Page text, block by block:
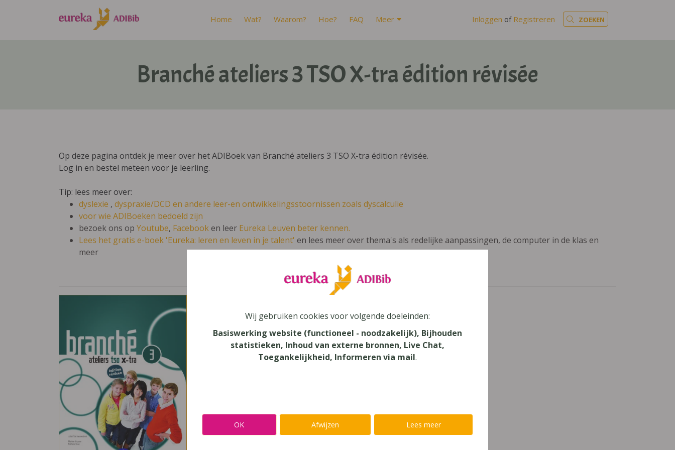
Home Wat? Waarom? Hoe? FAQ Meer Inloggen of Registreren ZOEKEN
Branché ateliers 3 TSO X-tra édition révisée
Op deze pagina ontdek je meer over het ADIBoek van Branché ateliers 3 TSO X-tra édition révisée.
Log in en bestel meteen voor je leerling.
Tip: lees meer over:
dyslexie , dyspraxie/DCD en andere leer-en ontwikkelingsstoornissen zoals dyscalculie
voor wie ADIBoeken bedoeld zijn
bezoek ons op Youtube, Facebooken leer Eureka Leuven beter kennen.
Lees het gratis e-boek 'Eureka: leren en leven in je talent' en lees meer over thema's als redelijke aanpassingen, de computer in de klas en
meer
Frans
Secundair Onderwijs, Secundair Onderwijs - TSO
Uitgeverij
Wij gebruiken cookies voor volgende doeleinden:
Basiswerking website (functioneel - noodzakelijk), Bijhouden
statistieken, Inhoud van externe bronnen, Live Chat,
Toegankelijkheid, Informeren via mail.
OK Afwijzen Lees meer